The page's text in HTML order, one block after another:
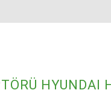
HYUNDAI